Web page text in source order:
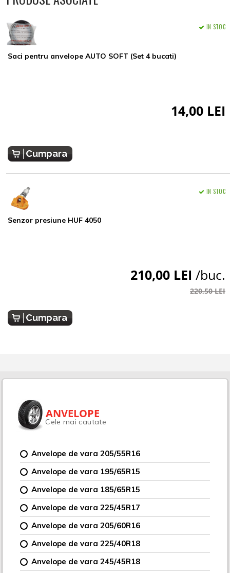
Saci pentru anvelope AUTO SOFT (Set 4 bucati)
IN STOC
14,00 LEI
Cumpara
Senzor presiune HUF 4050
IN STOC
210,00 LEI /buc.
220,50 LEI
Cumpara
ANVELOPE
Cele mai cautate
Anvelope de vara 205/55R16
Anvelope de vara 195/65R15
Anvelope de vara 185/65R15
Anvelope de vara 225/45R17
Anvelope de vara 205/60R16
Anvelope de vara 225/40R18
Anvelope de vara 245/45R18